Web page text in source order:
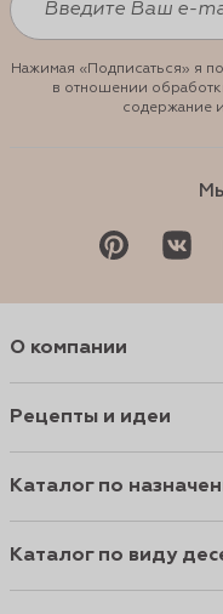
Нажимая «Подписаться» я
в отношении
содержание
О компании
Рецепты и идеи
Каталог по
Каталог по виду